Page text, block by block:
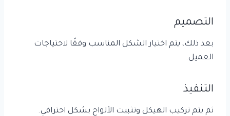
التصميم
بعد ذلك، يتم اختيار الشكل المناسب وفقًا لاحتياجات
العميل.
التنفيذ
ثم يتم تركيب الهيكل وتثبيت الألواح بشكل احترافي.